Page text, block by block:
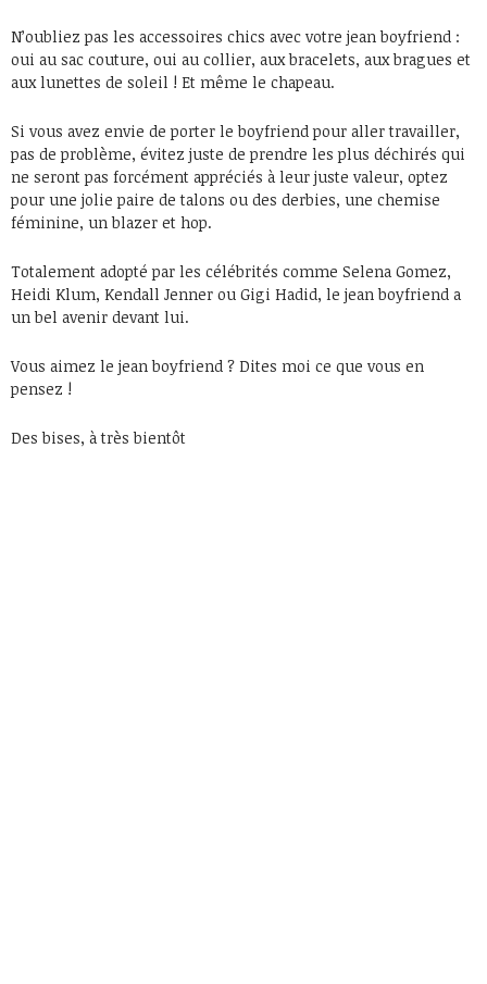
N’oubliez pas les accessoires chics avec votre jean boyfriend :
oui au sac couture, oui au collier, aux bracelets, aux bragues et
aux lunettes de soleil ! Et même le chapeau.
Si vous avez envie de porter le boyfriend pour aller travailler,
pas de problème, évitez juste de prendre les plus déchirés qui
ne seront pas forcément appréciés à leur juste valeur, optez
pour une jolie paire de talons ou des derbies, une chemise
féminine, un blazer et hop.
Totalement adopté par les célébrités comme Selena Gomez,
Heidi Klum, Kendall Jenner ou Gigi Hadid, le jean boyfriend a
un bel avenir devant lui.
Vous aimez le jean boyfriend ? Dites moi ce que vous en
pensez !
Des bises, à très bientôt